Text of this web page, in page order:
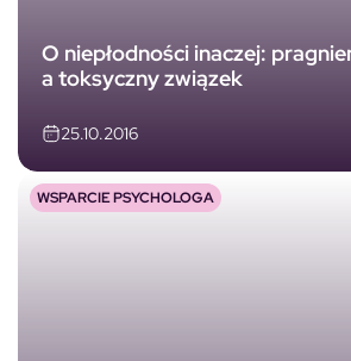
O niepłodności inaczej:
a toksyczny związek
25.10.2016
WSPARCIE PSYCHOLOGA